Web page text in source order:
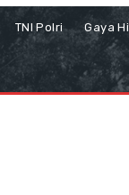
TNI Polri Gaya